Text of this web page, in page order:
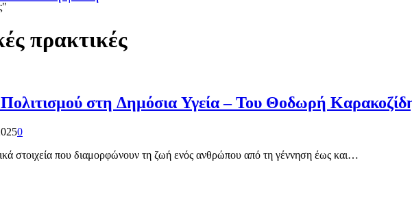
πρακτικές
Η επίδραση και ο ρόλος του Πολιτισμού στη Δημόσια Υγεία – Του Θοδωρή
0
στοιχεία που διαμορφώνουν τη ζωή ενός ανθρώπου από τη γέννηση έως και…